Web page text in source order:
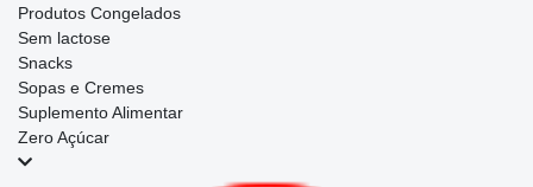
Produtos Congelados
Sem lactose
Snacks
Sopas e Cremes
Suplemento Alimentar
Zero Açúcar